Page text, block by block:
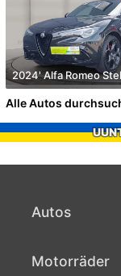
2024' Alfa Romeo
Alle Autos
Autos
Motorräder